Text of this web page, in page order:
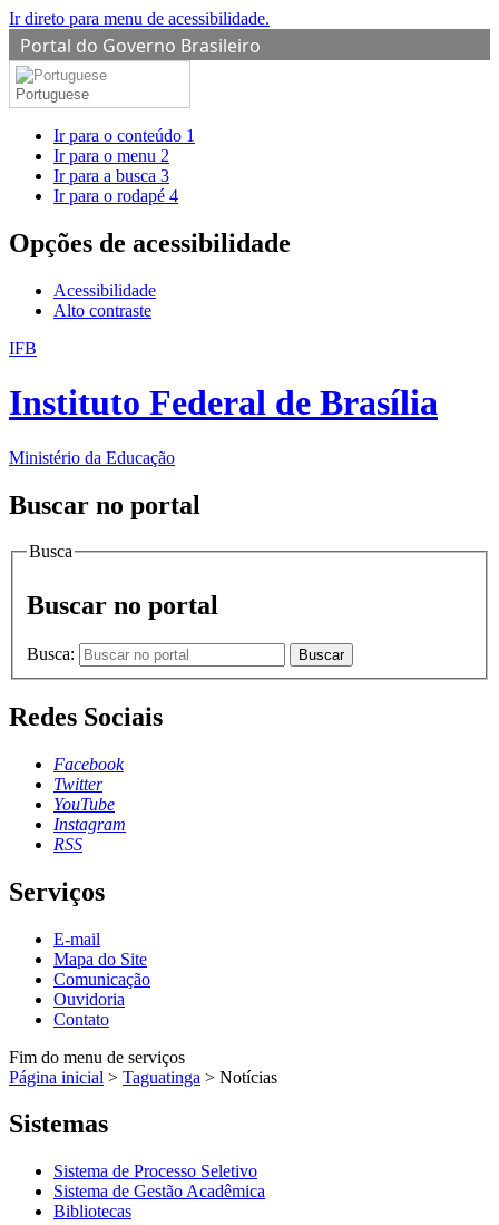
Ir direto para menu de acessibilidade.
Portal do Governo Brasileiro
Portuguese
Ir para o conteúdo 1
Ir para o menu 2
Ir para a busca 3
Ir para o rodapé 4
Opções de acessibilidade
Acessibilidade
Alto contraste
IFB
Instituto Federal de Brasília
Ministério da Educação
Buscar no portal
Busca
Buscar no portal
Busca: Buscar
Redes Sociais
Facebook
Twitter
YouTube
Instagram
RSS
Serviços
E-mail
Mapa do Site
Comunicação
Ouvidoria
Contato
Fim do menu de serviços
Página inicial > Taguatinga > Notícias
Sistemas
Sistema de Processo Seletivo
Sistema de Gestão Acadêmica
Bibliotecas